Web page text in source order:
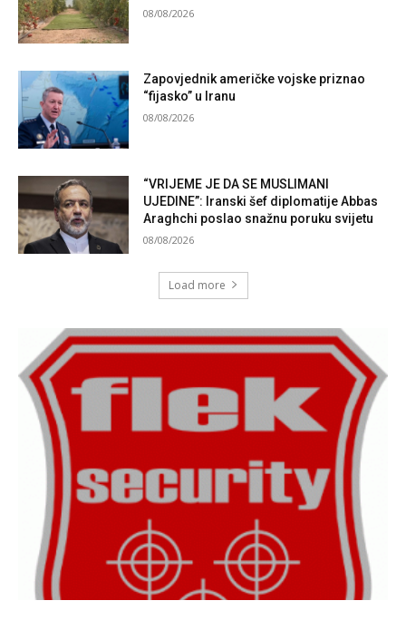
08/08/2026
Zapovjednik američke vojske priznao
“fijasko” u Iranu
08/08/2026
“VRIJEME JE DA SE MUSLIMANI
UJEDINE”: Iranski šef diplomatije Abbas
Araghchi poslao snažnu poruku svijetu
08/08/2026
Load more